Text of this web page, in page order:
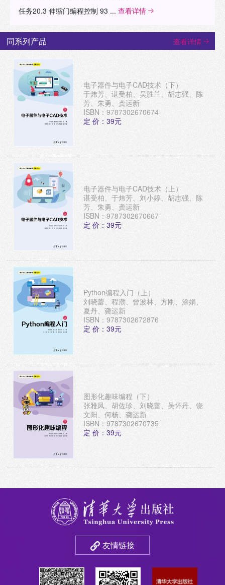
任务20.3 伸缩门编程控制 93 ... 查看详情
同系列产品 查看详情
电子器件与电子CAD技术（下）
于炜芳、谌受柏、吴胜兰、胡志强、陈
芳、朱勇、龚运新
ISBN：9787302670674
定 价：39元
电子器件与电子CAD技术（上）
谌受柏、于炜芳、刘小婷、胡志强、陈
芳、朱勇、龚运新
ISBN：9787302670667
定 价：39元
Python编程入门（上）
刘晓蕾、程潮、曾波林、方刚、涂娟、
夏丹、龚运新
ISBN：9787302672876
定 价：39元
图形化趣味编程（下）
张雅凤、胡佐珍、刘晓蕾、吴怀丹、饶
文阳、何杨、龚运新
ISBN：9787302670735
定 价：39元
友情链接